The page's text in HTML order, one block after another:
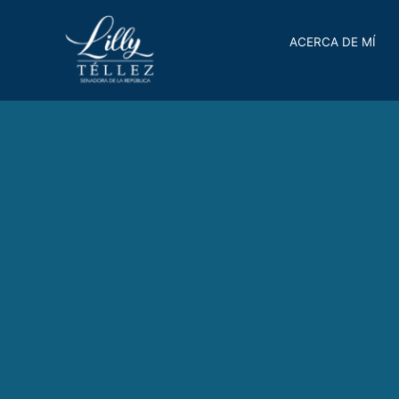
ACERCA DE MÍ